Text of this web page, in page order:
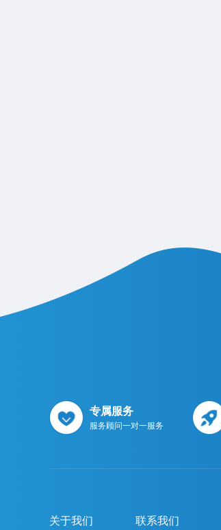
专属服务
服务顾问一对一服务
关于我们 联系我们